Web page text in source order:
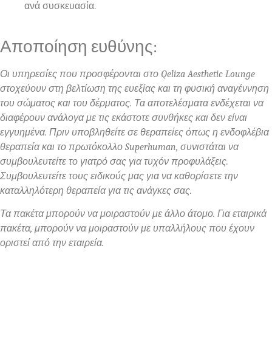
ανά συσκευασία.
Αποποίηση ευθύνης:
Οι υπηρεσίες που προσφέρονται στο Qeliza Aesthetic Lounge
στοχεύουν στη βελτίωση της ευεξίας και τη φυσική αναγέννηση
του σώματος και του δέρματος. Τα αποτελέσματα ενδέχεται να
διαφέρουν ανάλογα με τις εκάστοτε συνθήκες και δεν είναι
εγγυημένα. Πριν υποβληθείτε σε θεραπείες όπως η ενδοφλέβια
θεραπεία και το πρωτόκολλο Superhuman, συνιστάται να
συμβουλευτείτε το γιατρό σας για τυχόν προφυλάξεις.
Συμβουλευτείτε τους ειδικούς μας για να καθορίσετε την
καταλληλότερη θεραπεία για τις ανάγκες σας.
Τα πακέτα μπορούν να μοιραστούν με άλλο άτομο. Για εταιρικά
πακέτα, μπορούν να μοιραστούν με υπαλλήλους που έχουν
οριστεί από την εταιρεία.